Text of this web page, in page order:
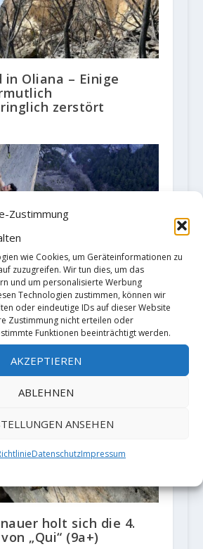
Zustimmung
wie Cookies, um Geräteinformationen zu
zuzugreifen. Wir tun dies, um das
und um personalisierte Werbung
Technologien zustimmen, können wir
oder eindeutige IDs auf dieser Website
Zustimmung nicht erteilen oder
Funktionen beeinträchtigt werden.
AKZEPTIEREN
ABLEHNEN
ANSEHEN
DatenschutzImpressum
in Oliana – Einige
zerstört
flasht die “
9a+
holt sich die 4.
„Qui“ (9a+)